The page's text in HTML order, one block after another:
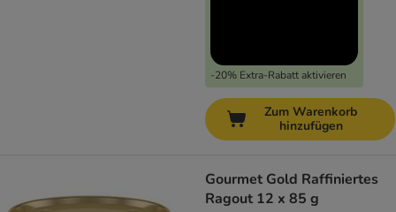
-20% Extra-Rabatt aktivieren
Zum Warenkorb
hinzufügen
Gourmet Gold Raffiniertes
Ragout 12 x 85 g